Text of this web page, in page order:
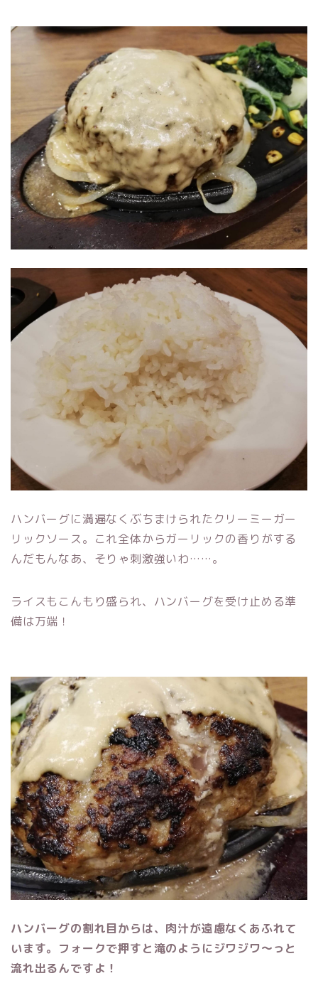
ハンバーグに満遍なくぶちまけられたクリーミーガー
リックソース。これ全体からガーリックの香りがする
んだもんなあ、そりゃ刺激強いわ……。
ライスもこんもり盛られ、ハンバーグを受け止める準
備は万端！
ハンバーグの割れ目からは、肉汁が遠慮なくあふれて
います。フォークで押すと滝のようにジワジワ〜っと
流れ出るんですよ！